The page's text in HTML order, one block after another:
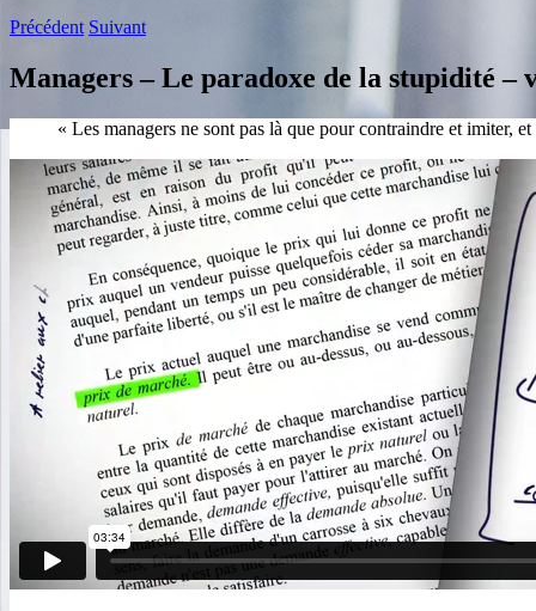
Précédent Suivant
Managers – Le paradoxe de la stupidité –
« Les managers ne sont pas là que pour contraindre et imiter,